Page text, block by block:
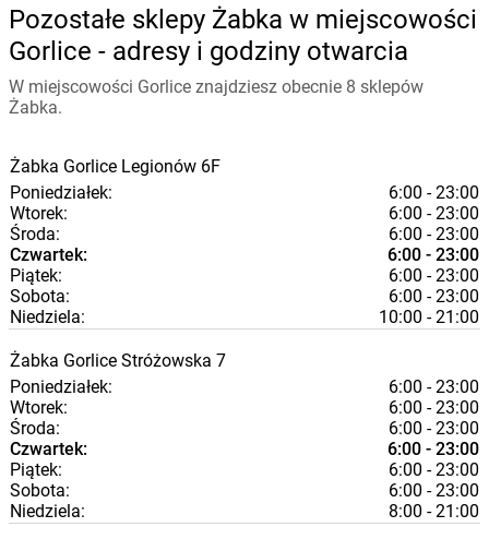
Pozostałe sklepy Żabka w miejscowości
Gorlice - adresy i godziny otwarcia
W miejscowości Gorlice znajdziesz obecnie 8 sklepów
Żabka.
Żabka Gorlice Legionów 6F
Poniedziałek:
6:00 - 23:00
Wtorek:
6:00 - 23:00
Środa:
6:00 - 23:00
Czwartek:
6:00 - 23:00
Piątek:
6:00 - 23:00
Sobota:
6:00 - 23:00
Niedziela:
10:00 - 21:00
Żabka Gorlice Stróżowska 7
Poniedziałek:
6:00 - 23:00
Wtorek:
6:00 - 23:00
Środa:
6:00 - 23:00
Czwartek:
6:00 - 23:00
Piątek:
6:00 - 23:00
Sobota:
6:00 - 23:00
Niedziela:
8:00 - 21:00